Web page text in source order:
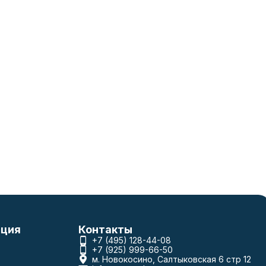
Контакты
+7 (495) 128-44-08
+7 (925) 999-66-50
м. Новокосино, Салтыковская 6 стр 12